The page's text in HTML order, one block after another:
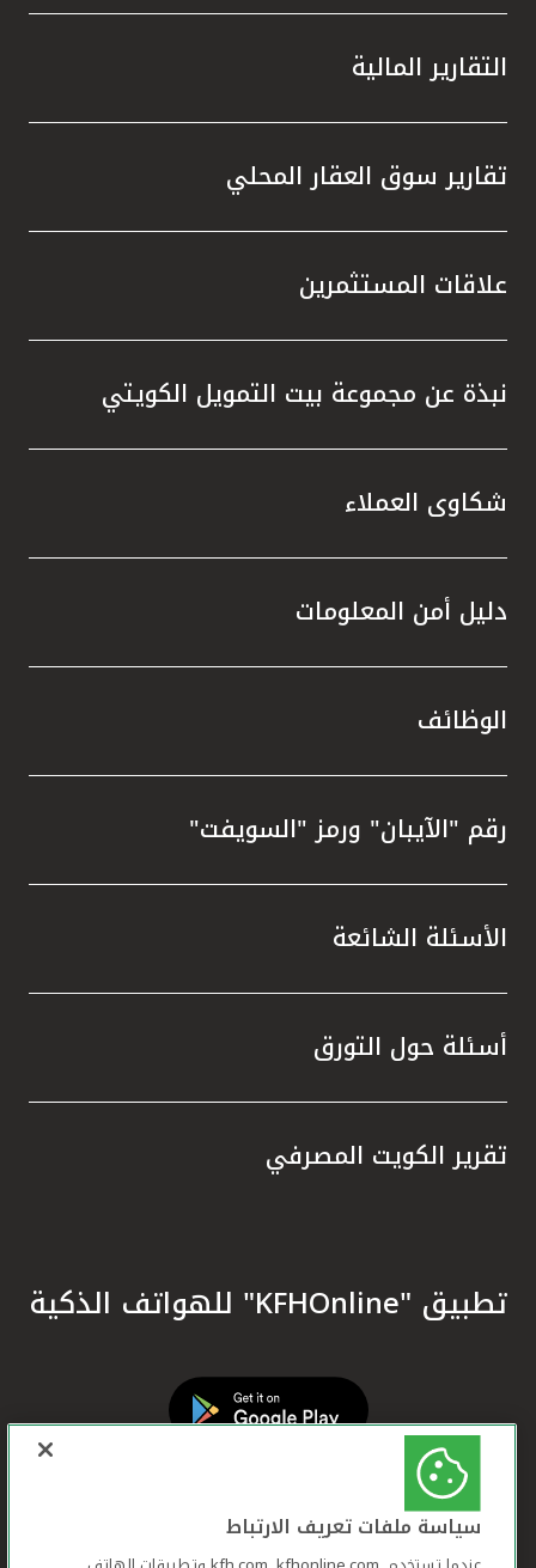
التقارير المالية
تقارير سوق العقار المحلي
علاقات المستثمرين
نبذة عن مجموعة بيت التمويل الكويتي
شكاوى العملاء
دليل أمن المعلومات
الوظائف
رقم "الآيبان" ورمز "السويفت"
الأسئلة الشائعة
أسئلة حول التورق
تقرير الكويت المصرفي
تطبيق "KFHOnline" للهواتف الذكية
سياسة ملفات تعريف الارتباط